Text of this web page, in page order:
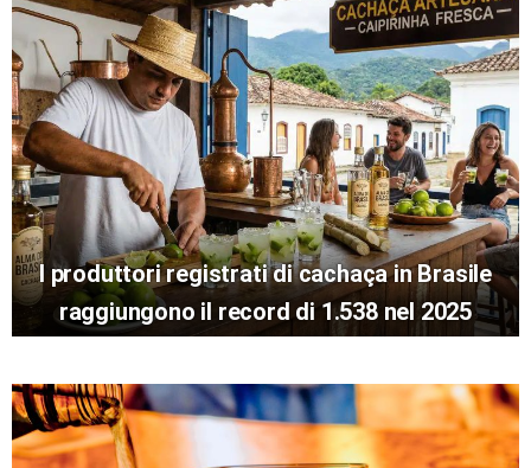
I produttori registrati di cachaça in Brasile
raggiungono il record di 1.538 nel 2025